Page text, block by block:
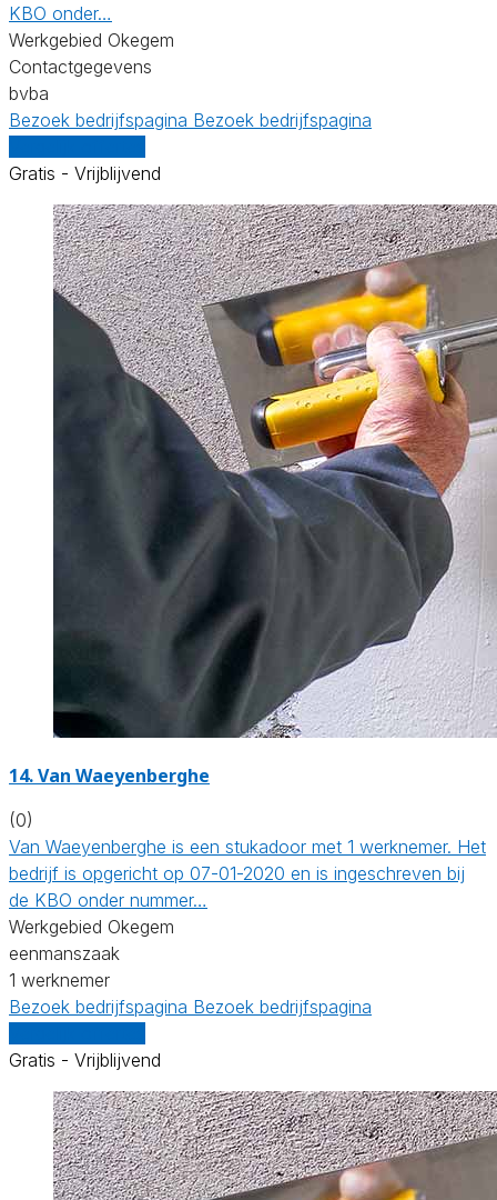
KBO onder…
Werkgebied Okegem
Contactgegevens
bvba
Bezoek bedrijfspagina Bezoek bedrijfspagina
Gratis - Vrijblijvend
14. Van Waeyenberghe
(0)
Van Waeyenberghe is een stukadoor met 1 werknemer. Het
bedrijf is opgericht op 07-01-2020 en is ingeschreven bij
de KBO onder nummer…
Werkgebied Okegem
eenmanszaak
1 werknemer
Bezoek bedrijfspagina Bezoek bedrijfspagina
Gratis - Vrijblijvend